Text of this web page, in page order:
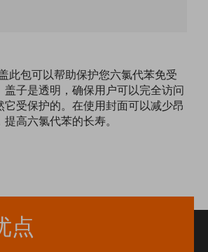
此包可以帮助保护您六氯代苯免受
盖子是透明，确保用户可以完全访问
受保护的。在使用封面可以减少昂
高六氯代苯的长寿。
点